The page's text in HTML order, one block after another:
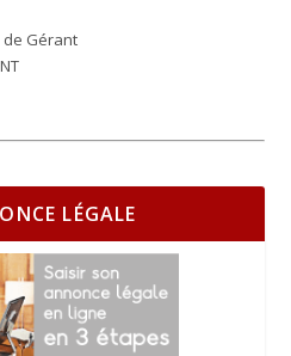
de Gérant
LÉGALE